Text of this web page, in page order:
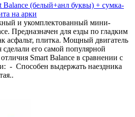
(белый+анл буквы) + сумка-
на арки
и укомплектованный мини-
Предназначен для езды по гладким
асфальт, плитка. Мощный двигатель
сделали его самой популярной
Smart Balance в сравнении с
- Способен выдержать наездника